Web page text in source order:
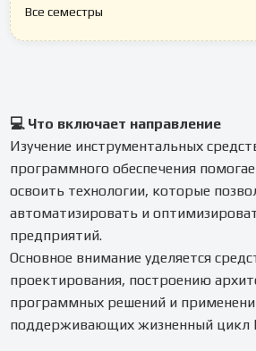
Все семестры
💻 Что включает направление
Изучение инструментальных
программного обеспечения
освоить технологии, которые
автоматизировать и
предприятий.
Основное внимание уделяется
проектирования, построению
программных решений и
поддерживающих жизненный цикл